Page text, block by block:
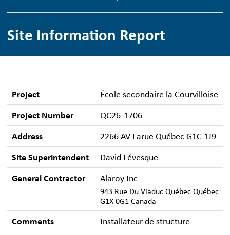
Site Information Report
Project École secondaire la Courvilloise
Project Number QC26-1706
Address 2266 AV Larue Québec G1C 1J9
Site Superintendent David Lévesque
General Contractor Alaroy Inc
943 Rue Du Viaduc Québec Québec
G1X 0G1 Canada
Comments
Installateur de structure